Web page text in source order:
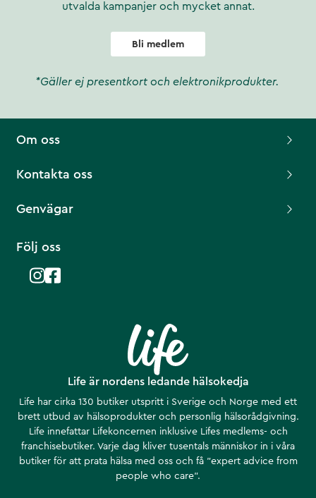
utvalda kampanjer och mycket annat.
Bli medlem
*Gäller ej presentkort och elektronikprodukter.
Life är nordens ledande hälsokedja
Life har cirka 130 butiker utspritt i Sverige och Norge med ett
brett utbud av hälsoprodukter och personlig hälsorådgivning.
Life innefattar Lifekoncernen inklusive Lifes medlems- och
franchisebutiker. Varje dag kliver tusentals människor in i våra
butiker för att prata hälsa med oss och få ”expert advice from
people who care”.
Om oss
Kontakta oss
Genvägar
Följ oss